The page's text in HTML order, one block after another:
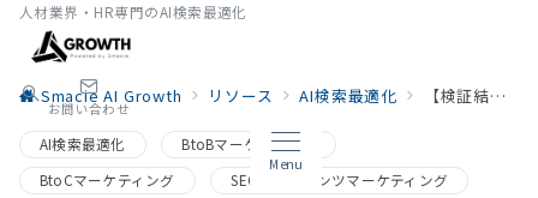
人材業界・HR専門のAI検索最適化
お問い合わせ
Menu
Smacie AI Growth リソース AI検索最適化 【検証結果】サイト公開から2週間でGoogle AI Overviewsに画像付き引用される秘訣｜SEO上位でもAIには選ばれない理由と、専門ツールによるAISEO/LLMO対策の効果
AI検索最適化
BtoBマーケティング
BtoCマーケティング
SEO・コンテンツマーケティング